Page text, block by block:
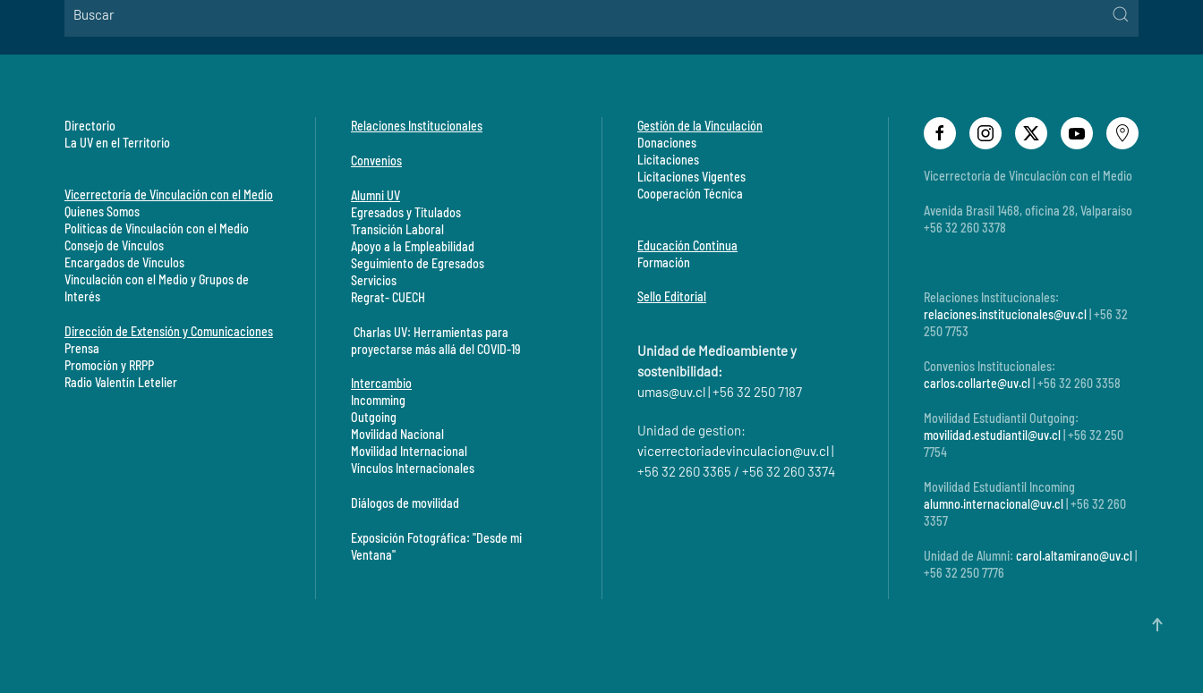
Directorio
La UV en el Territorio
Vicerrectoría de Vinculación con el Medio
Quienes Somos
Políticas de Vinculación con el Medio
Consejo de Vínculos
Encargados de Vínculos
Vinculación con el Medio y Grupos de
Interés
Dirección de Extensión y Comunicaciones
Prensa
Promoción y RRPP
Radio Valentín Letelier
Relaciones Institucionales
Convenios
Alumni UV
Egresados y Titulados
Transición Laboral
Apoyo a la Empleabilidad
Seguimiento de Egresados
Servicios
Regrat- CUECH
Charlas UV: Herramientas para
proyectarse más allá del COVID-19
Intercambio
Incomming
Outgoing
Movilidad Nacional
Movilidad Internacional
Vínculos Internacionales
Diálogos de movilidad
Exposición Fotográfica: "Desde mi
Ventana"
Gestión de la Vinculación
Donaciones
Licitaciones
Licitaciones Vigentes
Cooperación Técnica
Educación Continua
Formación
Sello Editorial
Unidad de Medioambiente y
sostenibilidad:
umas@uv.cl| +56 32 250 7187
Unidad de gestion:
vicerrectoriadevinculacion@uv.cl|
+56 32 260 3365 / +56 32 260 3374
Vicerrectoría de Vinculación con el Medio
Avenida Brasil 1468, oficina 28, Valparaíso
+56 32 260 3378
Relaciones Institucionales:
relaciones.institucionales@uv.cl | +56 32
250 7753
Convenios Institucionales:
carlos.collarte@uv.cl | +56 32 260 3358
Movilidad Estudiantil Outgoing:
movilidad.estudiantil@uv.cl | +56 32 250
7754
Movilidad Estudiantil Incoming
alumno.internacional@uv.cl | +56 32 260
3357
Unidad de Alumni: carol.altamirano@uv.cl
+56 32 250 7776